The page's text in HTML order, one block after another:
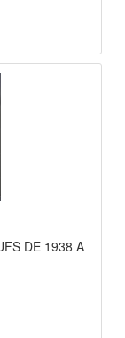
DE 1938 A